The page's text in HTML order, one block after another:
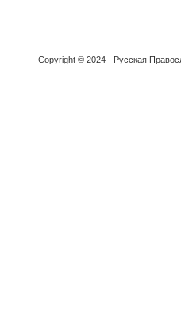
Copyright © 2024 - Русская